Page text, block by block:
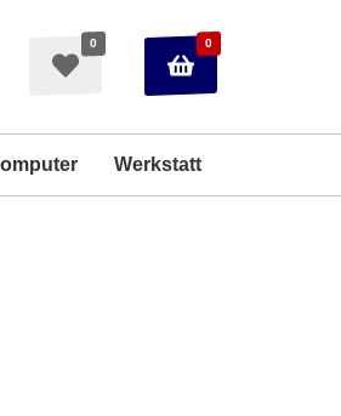
Merkzettel
0
Warenkorb
aufklappen
0
Werkstatt